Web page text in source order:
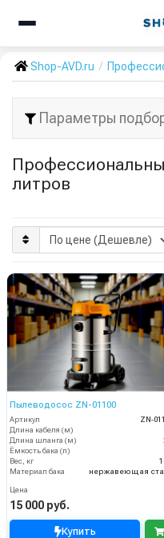
Shop-AVD.ru
Параметры
литров
Пылеводосос ZN-01100
Артикул
ZN-
Длина кабеля (м)
Длина шланга (м)
Ёмкость бака (л)
Вес, кг
Материал бака
нержавеющая
Цена
15 000 руб.
Купить